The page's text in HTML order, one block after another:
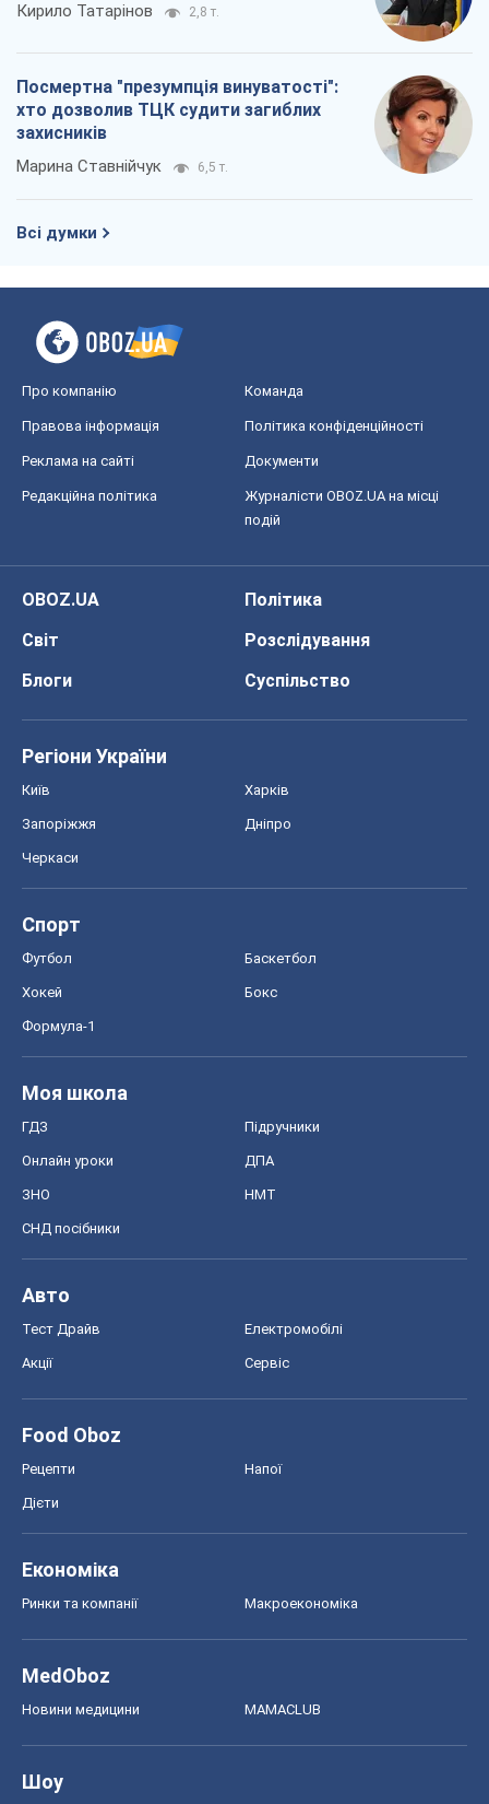
Кирило Татарінов 2,8 т.
Посмертна "презумпція винуватості":
хто дозволив ТЦК судити загиблих
захисників
Марина Ставнійчук 6,5 т.
Всі думки
Про компанію Команда
Правова інформація Політика конфіденційності
Реклама на сайті Документи
Редакційна політика
Журналісти OBOZ.UA на місці
подій
OBOZ.UA
Політика
Світ
Розслідування
Блоги
Суспільство
Регіони України
Київ Харків
Запоріжжя Дніпро
Черкаси
Спорт
Футбол Баскетбол
Хокей Бокс
Формула-1
Моя школа
ГДЗ Підручники
Онлайн уроки ДПА
ЗНО НМТ
СНД посібники
Авто
Тест Драйв Електромобілі
Акції Сервіс
Food Oboz
Рецепти Напої
Дієти
Економіка
Ринки та компанії Макроекономіка
MedOboz
Новини медицини MAMACLUB
Шоу